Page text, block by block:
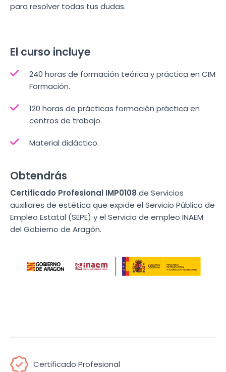
para resolver todas tus dudas.
El curso incluye
240 horas de formación teórica y práctica en CIM
Formación.
120 horas de prácticas formación práctica en
centros de trabajo.
Material didáctico.
Obtendrás
Certificado Profesional IMP0108 de Servicios
auxiliares de estética que expide el Servicio Público de
Empleo Estatal (SEPE) y el Servicio de empleo INAEM
del Gobierno de Aragón.
Certificado Profesional